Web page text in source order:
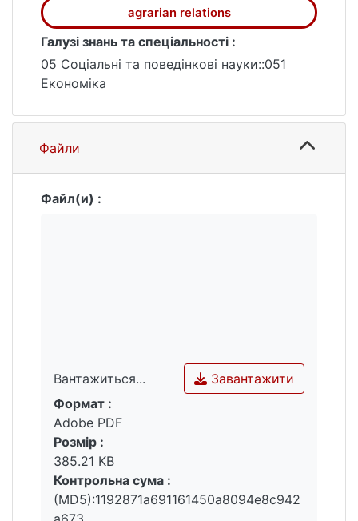
agrarian relations
Галузі знань та спеціальності :
05 Соціальні та поведінкові науки::051
Економіка
Файли
Файл(и) :
Вантажиться...
Вантажиться...
Завантажити
Формат :
Adobe PDF
Розмір :
385.21 KB
Контрольна сума :
(MD5):1192871a691161450a8094e8c942